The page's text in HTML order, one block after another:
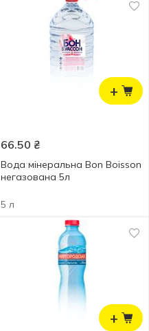
+
66.50 ₴
Вода мінеральна Bon Boisson
негазована 5л
5 л
+